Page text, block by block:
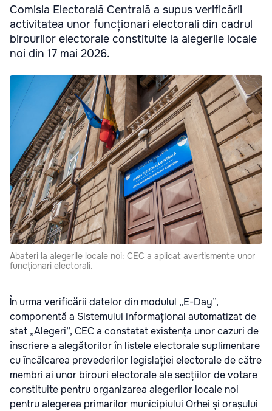
Comisia Electorală Centrală a supus verificării
activitatea unor funcționari electorali din cadrul
birourilor electorale constituite la alegerile locale
noi din 17 mai 2026.
Abateri la alegerile locale noi: CEC a aplicat avertismente unor
funcționari electorali.
În urma verificării datelor din modulul „E-Day”,
componentă a Sistemului informațional automatizat de
stat „Alegeri”, CEC a constatat existența unor cazuri de
înscriere a alegătorilor în listele electorale suplimentare
cu încălcarea prevederilor legislației electorale de către
membri ai unor birouri electorale ale secțiilor de votare
constituite pentru organizarea alegerilor locale noi
pentru alegerea primarilor municipiului Orhei și orașului